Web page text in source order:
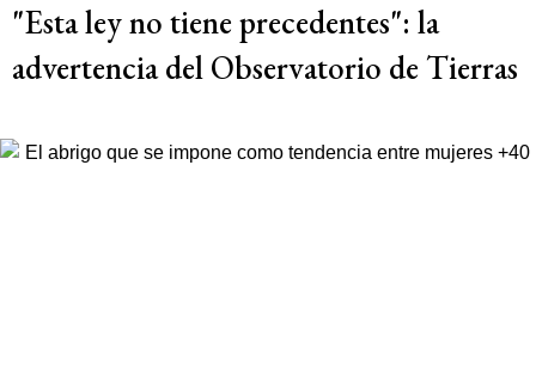
"Esta ley no tiene precedentes": la
advertencia del Observatorio de Tierras